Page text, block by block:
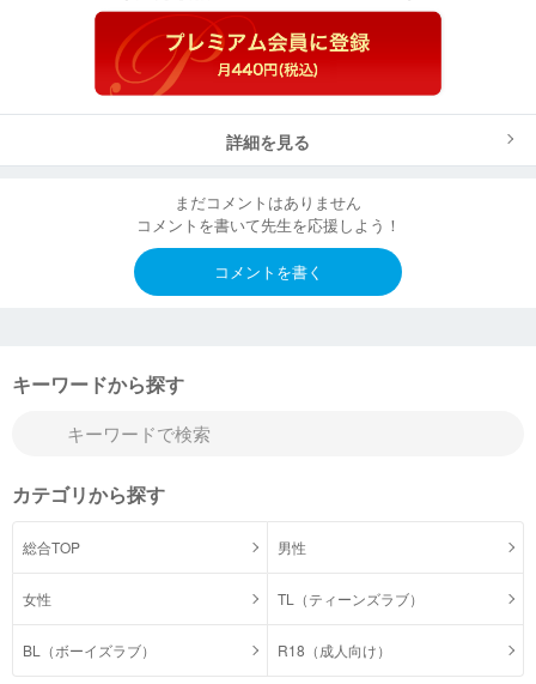
詳細を見る
まだコメントはありません
コメントを書いて先生を応援しよう！
コメントを書く
キーワードから探す
カテゴリから探す
総合TOP 男性
女性 TL（ティーンズラブ）
BL（ボーイズラブ） R18（成人向け）